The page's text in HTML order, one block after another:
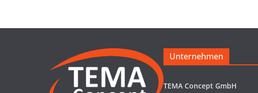
Unternehmen
TEMA Concept GmbH